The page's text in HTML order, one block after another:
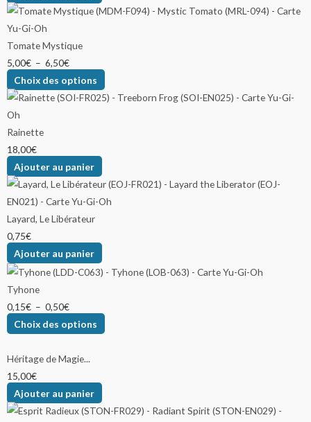
Tomate Mystique
5,00€ – 6,50€
Choix des options
Rainette
18,00€
Ajouter au panier
Layard, Le Libérateur
0,75€
Ajouter au panier
Tyhone
0,15€ – 0,50€
Choix des options
Héritage de Magie...
15,00€
Ajouter au panier